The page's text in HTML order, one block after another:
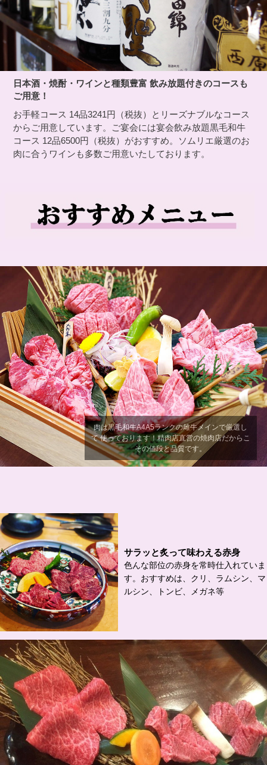
日本酒・焼酎・ワインと種類豊富 飲み放題付きのコースも
ご用意！
お手軽コース 14品3241円（税抜）とリーズナブルなコース
からご用意しています。ご宴会には宴会飲み放題黒毛和牛
コース 12品6500円（税抜）がおすすめ。ソムリエ厳選のお
肉に合うワインも多数ご用意いたしております。
肉は黒毛和牛A4A5ランクの雌牛メインで厳選し
て 使っております！精肉店直営の焼肉店だからこ
その値段と品質です。
サラッと炙って味わえる赤身
色んな部位の赤身を常時仕入れていま
す。おすすめは、クリ、ラムシン、マ
ルシン、トンビ、メガネ等